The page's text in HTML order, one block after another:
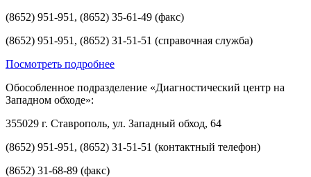
(8652) 951-951, (8652) 35-61-49 (факс)
(8652) 951-951, (8652) 31-51-51 (справочная служба)
Посмотреть подробнее
Обособленное подразделение «Диагностический центр на
Западном обходе»:
355029 г. Ставрополь, ул. Западный обход, 64
(8652) 951-951, (8652) 31-51-51 (контактный телефон)
(8652) 31-68-89 (факс)